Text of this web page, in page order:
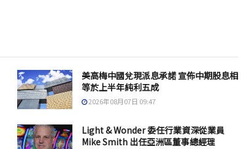
美高梅中國兌現派息承諾 宣佈中期股息相
等於上半年純利五成
2026年08月07日 09:47
Light & Wonder 委任行業資深從業員
Mike Smith 出任亞洲區董事總經理